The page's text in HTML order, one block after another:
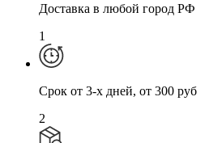
Доставка в любой город РФ
1
Cрок от 3-х дней, от 300 руб
2